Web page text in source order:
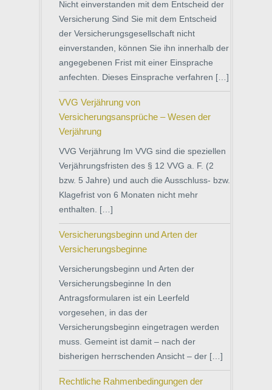
Nicht einverstanden mit dem Entscheid der
Versicherung Sind Sie mit dem Entscheid
der Versicherungsgesellschaft nicht
einverstanden, können Sie ihn innerhalb der
angegebenen Frist mit einer Einsprache
anfechten. Dieses Einsprache verfahren […]
VVG Verjährung von
Versicherungsansprüche – Wesen der
Verjährung
VVG Verjährung Im VVG sind die speziellen
Verjährungsfristen des § 12 VVG a. F. (2
bzw. 5 Jahre) und auch die Ausschluss- bzw.
Klagefrist von 6 Monaten nicht mehr
enthalten. […]
Versicherungsbeginn und Arten der
Versicherungsbeginne
Versicherungsbeginn und Arten der
Versicherungsbeginne In den
Antragsformularen ist ein Leerfeld
vorgesehen, in das der
Versicherungsbeginn eingetragen werden
muss. Gemeint ist damit – nach der
bisherigen herrschenden Ansicht – der […]
Rechtliche Rahmenbedingungen der